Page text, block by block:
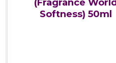
(Fragrance World
Softness) 50ml